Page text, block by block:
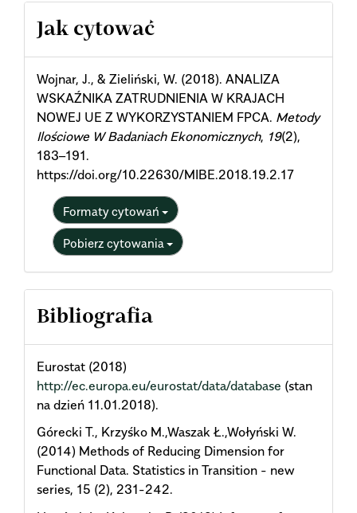
Article
Details
Jak cytować
Wojnar, J., & Zieliński, W. (2018). ANALIZA
WSKAŹNIKA ZATRUDNIENIA W KRAJACH
NOWEJ UE Z WYKORZYSTANIEM FPCA. Metody
Ilościowe W Badaniach Ekonomicznych, 19(2),
183–191.
https://doi.org/10.22630/MIBE.2018.19.2.17
Formaty cytowań
Pobierz cytowania
Bibliografia
Eurostat (2018)
http://ec.europa.eu/eurostat/data/database (stan
na dzień 11.01.2018).
Górecki T., Krzyśko M.,Waszak Ł.,Wołyński W.
(2014) Methods of Reducing Dimension for
Functional Data. Statistics in Transition - new
series, 15 (2), 231-242.